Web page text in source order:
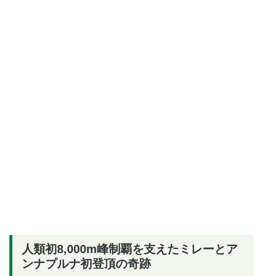
人類初8,000m峰制覇を支えたミレーとア
ンナプルナ初登頂の奇跡